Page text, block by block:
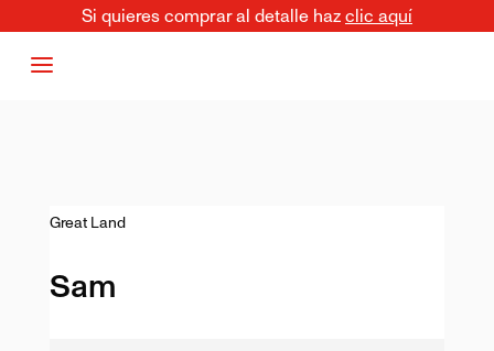
Si quieres comprar al detalle haz clic aquí
a
Great Land
Sam